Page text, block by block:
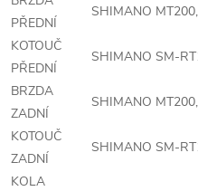
PŘEDNÍ
SHIMANO
KOTOUČ
PŘEDNÍ
SHIMANO SM-
BRZDA
ZADNÍ
SHIMANO
KOTOUČ
ZADNÍ
SHIMANO SM-
KOLA